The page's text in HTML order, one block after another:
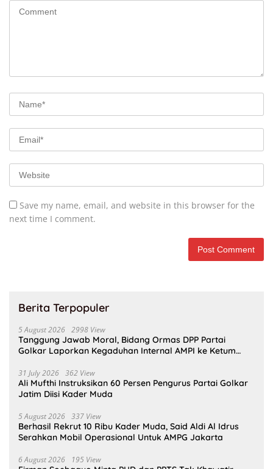
Save my name, email, and website in this browser for the
next time I comment.
Berita Terpopuler
5 August 2026 2998 View
Tanggung Jawab Moral, Bidang Ormas DPP Partai
Golkar Laporkan Kegaduhan Internal AMPI ke Ketum
31 July 2026 362 View
Ali Mufthi Instruksikan 60 Persen Pengurus Partai Golkar
Jatim Diisi Kader Muda
5 August 2026 337 View
Berhasil Rekrut 10 Ribu Kader Muda, Said Aldi Al Idrus
Serahkan Mobil Operasional Untuk AMPG Jakarta
6 August 2026 195 View